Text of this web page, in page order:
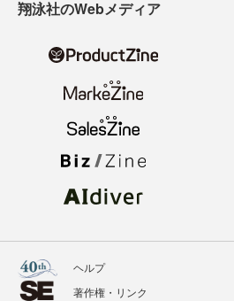
翔泳社のWebメディア
ヘルプ
著作権・リンク